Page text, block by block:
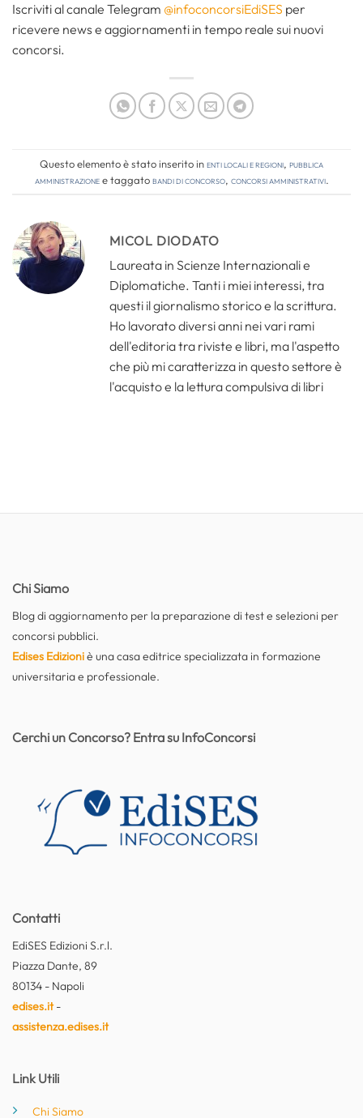
Iscriviti al canale Telegram @infoconcorsiEdiSES per
ricevere news e aggiornamenti in tempo reale sui nuovi
concorsi.
Questo elemento è stato inserito inEnti locali e regioni, Pubblica
amministrazionee taggatobandi di concorso, concorsi amministrativi.
MICOL DIODATO
Laureata in Scienze Internazionali e
Diplomatiche. Tanti i miei interessi, tra
questi il giornalismo storico e la scrittura.
Ho lavorato diversi anni nei vari rami
dell'editoria tra riviste e libri, ma l'aspetto
che più mi caratterizza in questo settore è
l'acquisto e la lettura compulsiva di libri
Chi Siamo
Blog di aggiornamento per la preparazione di test e selezioni per
concorsi pubblici.
Edises Edizioniè una casa editrice specializzata in formazione
universitaria e professionale.
Contatti
EdiSES Edizioni S.r.l.
Piazza Dante, 89
80134 - Napoli
edises.it-
assistenza.edises.it
Link Utili
Chi Siamo
Cerchi un Concorso? Entra su InfoConcorsi